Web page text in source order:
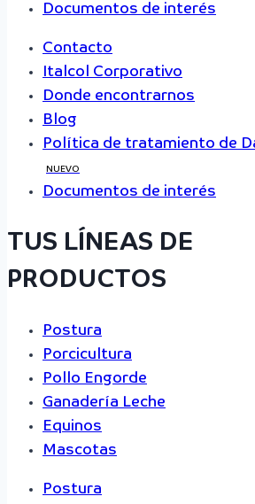
Documentos de interés
Contacto
Italcol Corporativo
Donde encontrarnos
Blog
Política de tratamiento de
NUEVO
Documentos de interés
TUS LÍNEAS DE
PRODUCTOS
Postura
Porcicultura
Pollo Engorde
Ganadería Leche
Equinos
Mascotas
Postura